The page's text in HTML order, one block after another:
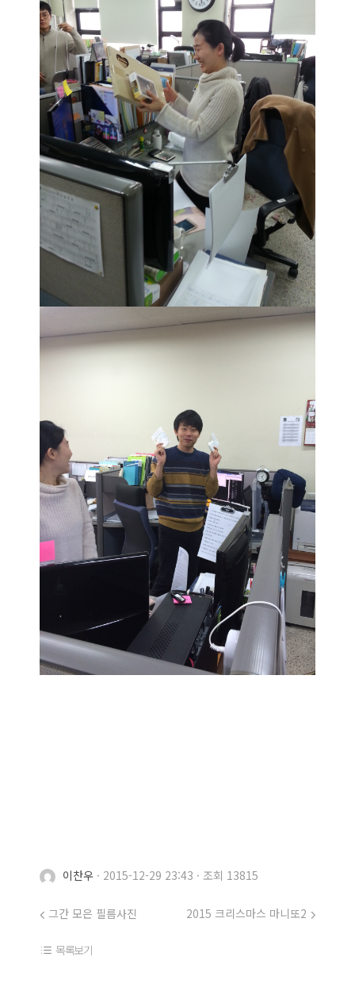
이찬우 · 2015-12-29 23:43 · 조회 13815
그간 모은 필름사진 2015 크리스마스 마니또2
목록보기